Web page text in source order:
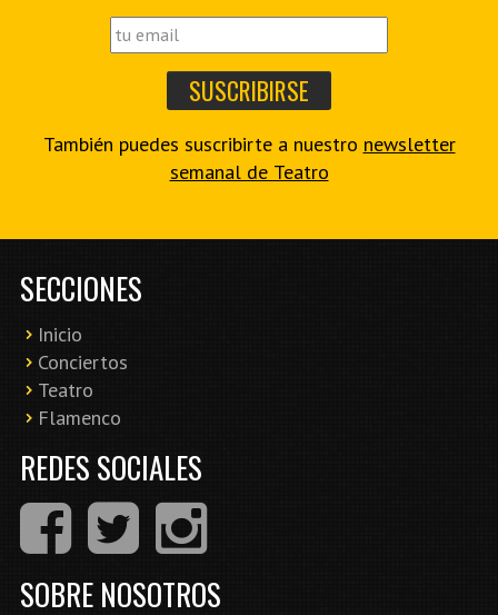
También puedes suscribirte a nuestro newsletter
semanal de Teatro
SECCIONES
Inicio
Conciertos
Teatro
Flamenco
REDES SOCIALES
SOBRE NOSOTROS